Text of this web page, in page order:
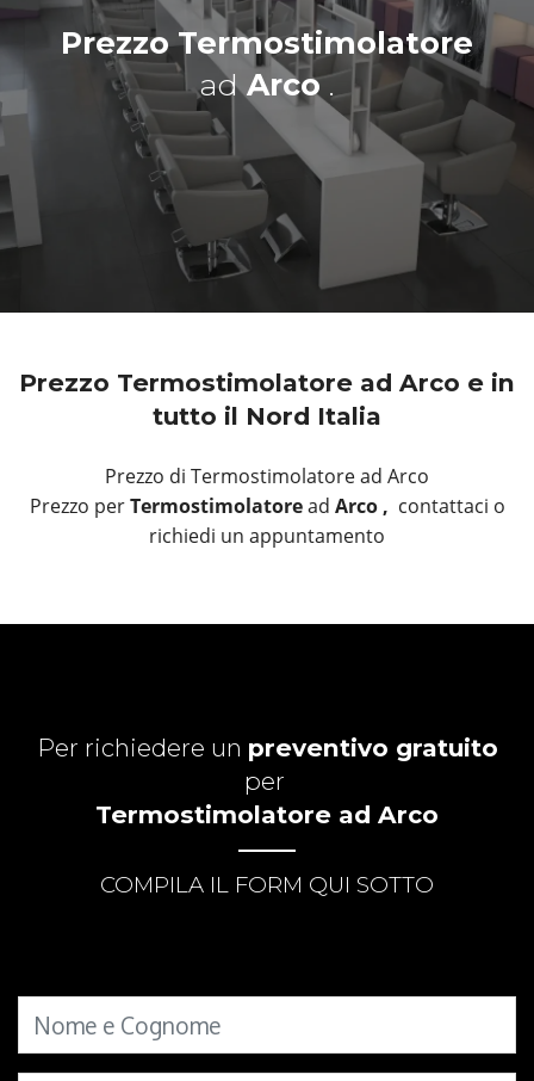
Prezzo Termostimolatore
adArco.
Prezzo Termostimolatore ad Arco e in
tutto il Nord Italia
Prezzo di Termostimolatore ad Arco
Prezzo perTermostimolatoread Arco , contattaci o
richiedi un appuntamento
Per richiedere un preventivo gratuito
per
Termostimolatore ad Arco
COMPILA IL FORM QUI SOTTO